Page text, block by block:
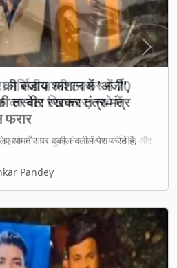
मर्सिडीज की टक्कर में 70
का बेटा गिरफ्तार; नशे में
इलाके में आज सुबह तेज रफ्तार मर्सिडीज और
Pandey
Next